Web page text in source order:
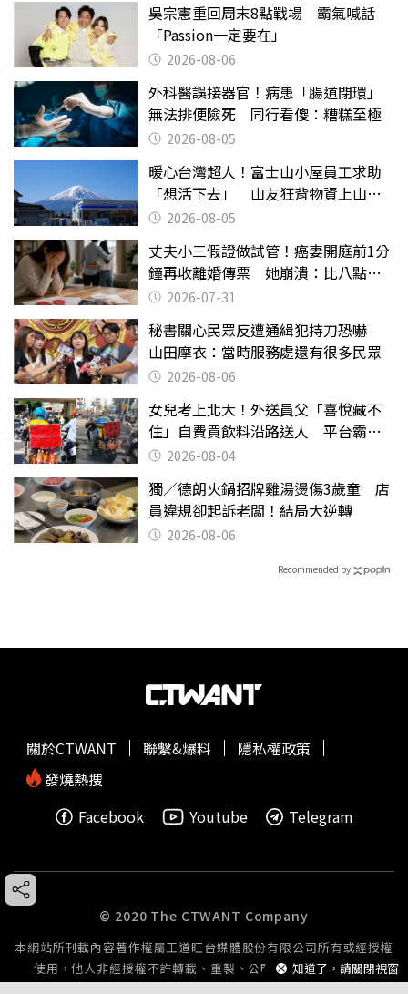
吳宗憲重回周末8點戰場 霸氣喊話
「Passion一定要在」
2026-08-06
外科醫誤接器官！病患「腸道閉環」
無法排便險死 同行看傻：糟糕至極
2026-08-05
暖心台灣超人！富士山小屋員工求助
「想活下去」 山友狂背物資上山：
台灣真的是寶島
2026-08-05
丈夫小三假證做試管！癌妻開庭前1分
鐘再收離婚傳票 她崩潰：比八點檔
還扯2026-07-31
秘書關心民眾反遭通緝犯持刀恐嚇
山田摩衣：當時服務處還有很多民眾
2026-08-06
女兒考上北大！外送員父「喜悅藏不
住」自費買飲料沿路送人 平台霸氣
幫付學費
2026-08-04
獨／德朗火鍋招牌雞湯燙傷3歲童 店
員違規卻起訴老闆！結局大逆轉
2026-08-06
Recommended by
知道了，請關閉視窗
關於CTWANT 聯繫&爆料
隱私權政策
發燒熱搜
Facebook
Youtube Telegram
© 2020 The CTWANT Company
本網站所刊載內容著作權屬王道旺台媒體股份有限公司所有或經授權
使用，他人非經授權不許轉載、重製、公開播送或公開傳輸。